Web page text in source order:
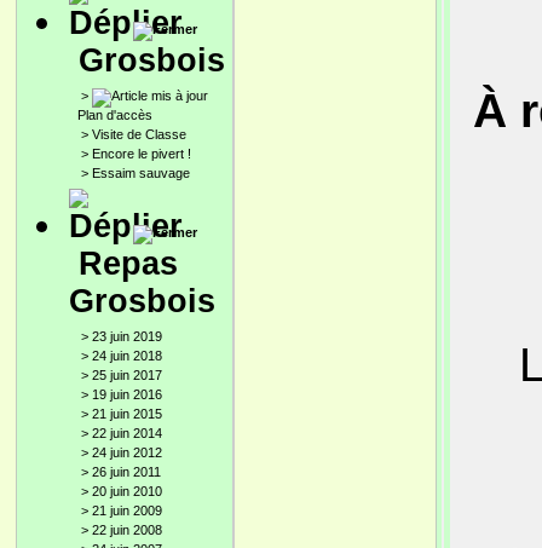
Grosbois
>
Plan d'accès
> Visite de Classe
> Encore le pivert !
> Essaim sauvage
Repas
Grosbois
> 23 juin 2019
> 24 juin 2018
> 25 juin 2017
> 19 juin 2016
> 21 juin 2015
> 22 juin 2014
> 24 juin 2012
> 26 juin 2011
> 20 juin 2010
> 21 juin 2009
> 22 juin 2008
À